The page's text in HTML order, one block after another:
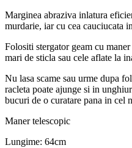
Marginea abraziva inlatura
murdarie, iar cu cea cauciucata
Folositi stergator geam cu
mari de sticla sau cele aflate la
Nu lasa scame sau urme dupa
racleta poate ajunge si in
bucuri de o curatare pana in cel
Maner telescopic
Lungime: 64cm